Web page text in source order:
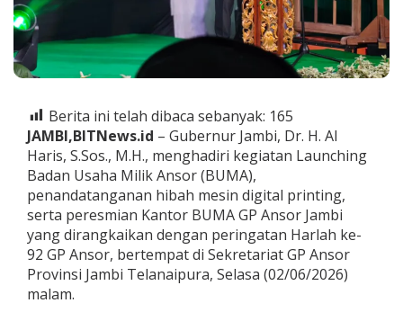
r
A
l
r
i
s
R
e
s
m
i
k
n
Berita ini telah dibaca sebanyak: 165
JAMBI,BITNews.id – Gubernur Jambi, Dr. H. Al
Haris, S.Sos., M.H., menghadiri kegiatan Launching
Badan Usaha Milik Ansor (BUMA),
penandatanganan hibah mesin digital printing,
serta peresmian Kantor BUMA GP Ansor Jambi
yang dirangkaikan dengan peringatan Harlah ke-
92 GP Ansor, bertempat di Sekretariat GP Ansor
Provinsi Jambi Telanaipura, Selasa (02/06/2026)
malam.